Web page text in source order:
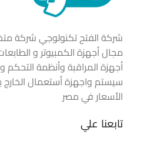
شركة الفتح تكنولوجي شركة
مجال أجهزة الكمبيوتر و
أجهزة المراقبة وأنظمة التحكم
سيستم واجهزة أستعمال
الأسعار في مصر
تابعنا علي